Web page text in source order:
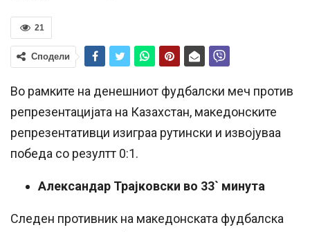
21
Сподели
Во рамките на денешниот фудбалски меч против
репрезентацијата на Казахстан, македонските
репрезентативци изиграа рутински и извојуваа
победа со резултт 0:1.
Александар Трајковски во 33` минута
Следен противник на македонската фудбалска